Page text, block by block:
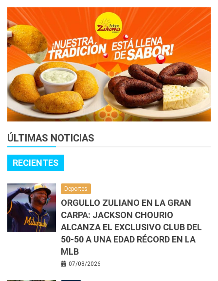
ÚLTIMAS NOTICIAS
RECIENTES
Deportes
ORGULLO ZULIANO EN LA GRAN
CARPA: JACKSON CHOURIO
ALCANZA EL EXCLUSIVO CLUB DEL
50-50 A UNA EDAD RÉCORD EN LA
MLB
07/08/2026